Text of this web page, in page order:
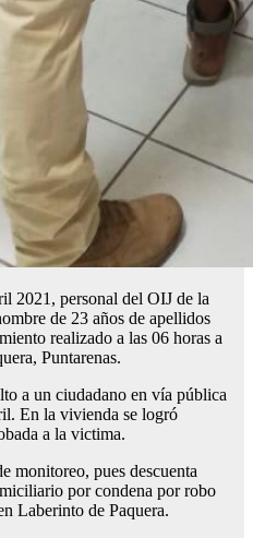
2021, personal del OIJ de la
de 23 años de apellidos
realizado a las 06 horas a
Puntarenas.
a un ciudadano en vía pública
En la vivienda se logró
a la victima.
monitoreo, pues descuenta
por condena por robo
Laberinto de Paquera.